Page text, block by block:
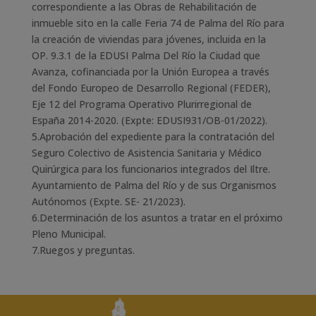
correspondiente a las Obras de Rehabilitación de
inmueble sito en la calle Feria 74 de Palma del Río para
la creación de viviendas para jóvenes, incluida en la
OP. 9.3.1 de la EDUSI Palma Del Río la Ciudad que
Avanza, cofinanciada por la Unión Europea a través
del Fondo Europeo de Desarrollo Regional (FEDER),
Eje 12 del Programa Operativo Plurirregional de
España 2014-2020. (Expte: EDUSI931/OB-01/2022).
5.Aprobación del expediente para la contratación del
Seguro Colectivo de Asistencia Sanitaria y Médico
Quirúrgica para los funcionarios integrados del Iltre.
Ayuntamiento de Palma del Río y de sus Organismos
Autónomos (Expte. SE- 21/2023).
6.Determinación de los asuntos a tratar en el próximo
Pleno Municipal.
7.Ruegos y preguntas.